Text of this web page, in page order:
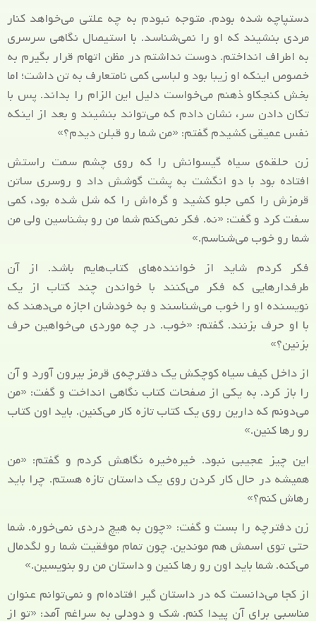
دستپاچه شده بودم. متوجه نبودم به چه علتی می‌خواهد کنار
مردی بنشیند که او را نمی‌شناسد. با استیصال نگاهی سرسری
به اطراف انداختم. دوست نداشتم در مظن اتهام قرار بگیرم به
خصوص اینکه او زیبا بود و لباسی کمی نامتعارف به تن داشت؛ اما
بخش کنجکاو ذهنم می‌خواست دلیل این الزام را بداند. پس با
تکان دادن سر، نشان دادم که می‌تواند بنشیند و بعد از اینکه
نفس عمیقی کشیدم گفتم: «من شما رو قبلن دیدم؟»
زن حلقه‌ی سیاه گیسوانش را که روی چشم سمت راستش
افتاده بود با دو انگشت به پشت گوشش داد و روسری ساتن
قرمزش را کمی جلو کشید و گره‌اش را که شل شده بود، کمی
سفت‌ کرد و گفت: «نه. فکر نمی‌کنم شما من رو بشناسین ولی من
شما رو خوب می‌شناسم.»
فکر کردم شاید از خواننده‌های کتاب‌هایم باشد. از آن
طرفدارهایی که فکر می‌کنند با خواندن چند کتاب از یک
نویسنده او را خوب می‌شناسند و به خودشان اجازه می‌دهند که
با او حرف بزنند. گفتم: «خوب. در چه موردی می‌خواهین حرف
بزنین؟»
از داخل کیف سیاه کوچکش یک دفترچه‌ی قرمز بیرون آورد و آن
را باز کرد. به یکی از صفحات کتاب نگاهی انداخت و گفت: «من
می‌دونم که دارین روی یک کتاب تازه کار می‌کنین. باید اون کتاب
رو رها کنین.»
این چیز عجیبی نبود. خیره‌خیره نگاهش کردم و گفتم: «من
همیشه در حال کار کردن روی یک داستان تازه هستم. چرا باید
رهاش کنم؟»
زن دفترچه را بست و گفت: «چون به هیچ دردی نمی‌خوره. شما
حتی توی اسمش هم موندین. چون تمام موفقیت شما رو لگدمال
می‌کنه. شما باید اون رو رها کنین و داستان من رو بنویسین.»
از کجا می‌دانست که در داستان گیر افتاده‌ام و نمی‌توانم عنوان
مناسبی برای آن پیدا کنم. شک و دودلی به سراغم آمد: «تو از